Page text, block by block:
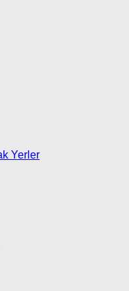
Yerler